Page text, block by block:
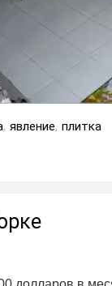
, явление, плитка